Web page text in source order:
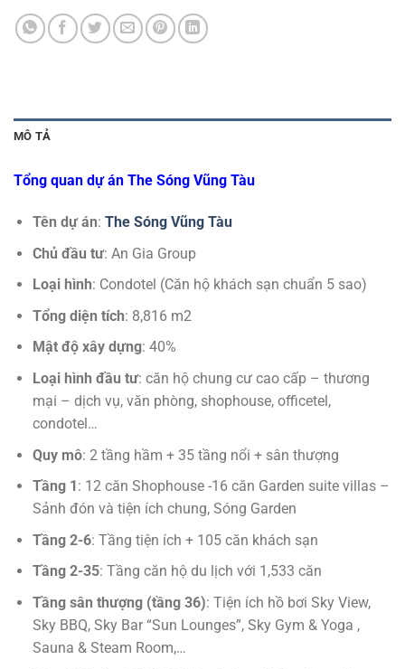
MÔ TẢ
Tổng quan dự án The Sóng Vũng Tàu
Tên dự án: The Sóng Vũng Tàu
Chủ đầu tư: An Gia Group
Loại hình: Condotel (Căn hộ khách sạn chuẩn 5 sao)
Tổng diện tích: 8,816 m2
Mật độ xây dựng: 40%
Loại hình đầu tư: căn hộ chung cư cao cấp – thương
mại – dịch vụ, văn phòng, shophouse, officetel,
condotel…
Quy mô: 2 tầng hầm + 35 tầng nổi + sân thượng
Tầng 1 : 12 căn Shophouse -16 căn Garden suite villas –
Sảnh đón và tiện ích chung, Sóng Garden
Tầng 2-6: Tầng tiện ích + 105 căn khách sạn
Tầng 2-35: Tầng căn hộ du lịch với 1,533 căn
Tầng sân thượng (tầng 36): Tiện ích hồ bơi Sky View,
Sky BBQ, Sky Bar “Sun Lounges”, Sky Gym & Yoga ,
Sauna & Steam Room,…